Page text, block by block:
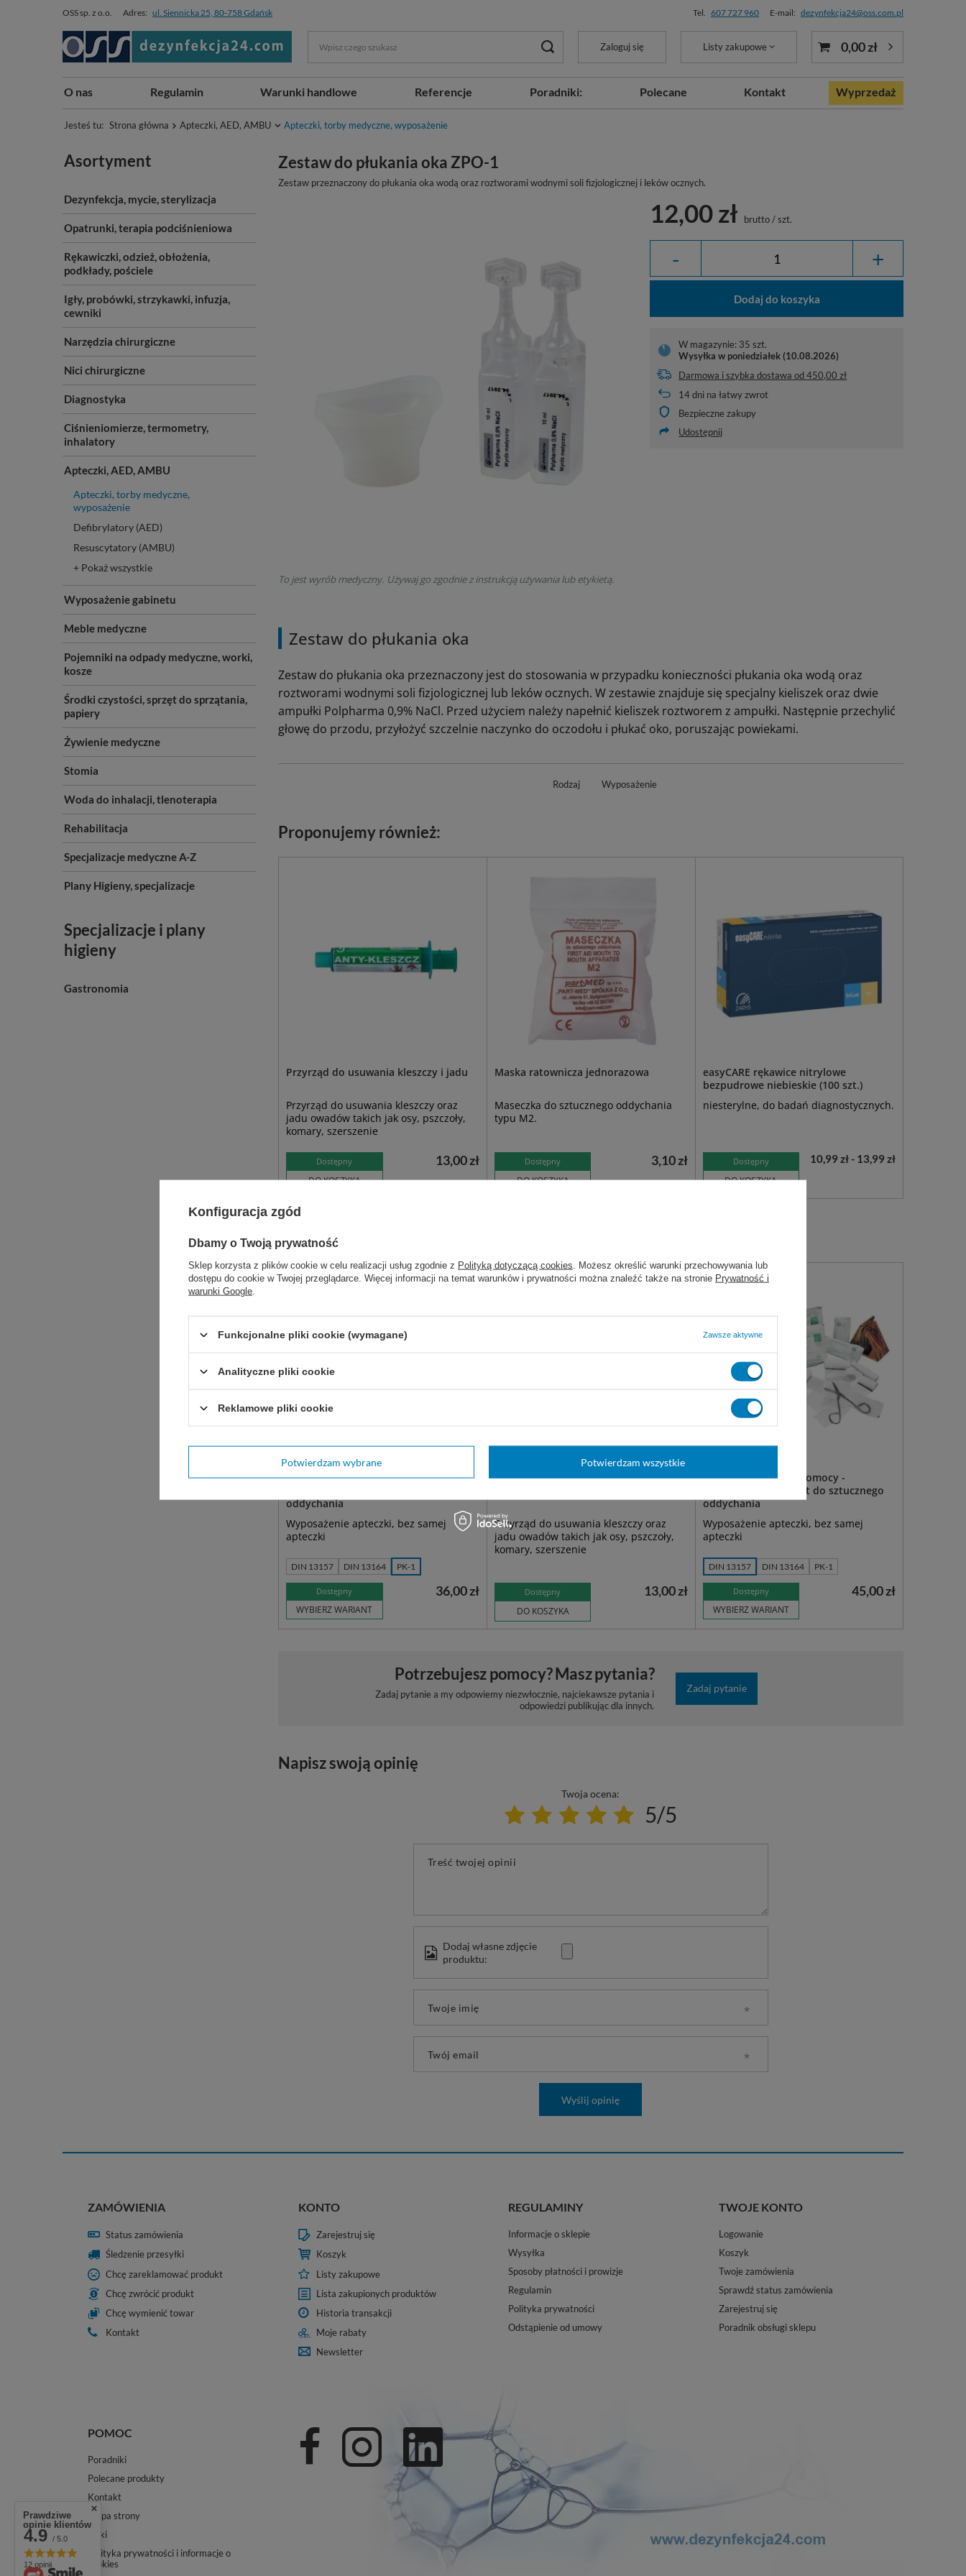
OSS sp. z o.o. Adres: ul. Siennicka 25, 80-758 Gdańsk Tel. 607 727 960 E-mail: dezynfekcja24@oss.com.pl
Zaloguj się Listy zakupowe 0,00 zł
O nas Regulamin Warunki handlowe Referencje Poradniki: Polecane Kontakt Wyprzedaż
Jesteś tu: Strona główna Apteczki, AED, AMBU Apteczki, torby medyczne, wyposażenie
Asortyment
Dezynfekcja, mycie, sterylizacja
Opatrunki, terapia podciśnieniowa
Rękawiczki, odzież, obłożenia,
podkłady, pościele
Igły, probówki, strzykawki, infuzja,
cewniki
Narzędzia chirurgiczne
Nici chirurgiczne
Diagnostyka
Ciśnieniomierze, termometry,
inhalatory
Apteczki, AED, AMBU
Apteczki, torby medyczne,
wyposażenie
Defibrylatory (AED)
Resuscytatory (AMBU)
+ Pokaż wszystkie
Wyposażenie gabinetu
Meble medyczne
Pojemniki na odpady medyczne, worki,
kosze
Środki czystości, sprzęt do sprzątania,
papiery
Żywienie medyczne
Stomia
Woda do inhalacji, tlenoterapia
Rehabilitacja
Specjalizacje medyczne A-Z
Plany Higieny, specjalizacje
Specjalizacje i plany
higieny
Gastronomia
Zestaw do płukania oka ZPO-1
Zestaw przeznaczony do płukania oka wodą oraz roztworami wodnymi soli fizjologicznej i leków ocznych.
12,00 zł brutto/szt.
- +
Dodaj do koszyka
W magazynie: 35 szt.
Wysyłkaw poniedziałek (10.08.2026)
Darmowa i szybka dostawa od450,00 zł
14dni na łatwy zwrot
Bezpieczne zakupy
Udostępnij
To jest wyrób medyczny. Używaj go zgodnie z instrukcją używania lub etykietą.
Zestaw do płukania oka
Zestaw do płukania oka przeznaczony jest do stosowania w przypadku konieczności płukania oka wodą oraz
roztworami wodnymi soli fizjologicznej lub leków ocznych. W zestawie znajduje się specjalny kieliszek oraz dwie
ampułki Polpharma 0,9% NaCl. Przed użyciem należy napełnić kieliszek roztworem z ampułki. Następnie przechylić
głowę do przodu, przyłożyć szczelnie naczynko do oczodołu i płukać oko, poruszając powiekami.
Rodzaj Wyposażenie
Proponujemy również:
Przyrząd do usuwania kleszczy i jadu
Przyrząd do usuwania kleszczy oraz
jadu owadów takich jak osy, pszczoły,
komary, szerszenie
Dostępny
DO KOSZYKA
13,00 zł
Maska ratownicza jednorazowa
Maseczka do sztucznego oddychania
typu M2.
Dostępny
DO KOSZYKA
3,10 zł
easyCARE rękawice nitrylowe
bezpudrowe niebieskie (100 szt.)
niesterylne, do badań diagnostycznych.
Dostępny
DO KOSZYKA
10,99 zł - 13,99 zł
Zobacz także:
Apteczka pierwszej pomocy -
oddychania
Wyposażenie apteczki, bez samej
apteczki
DIN 13157 DIN 13164 PK-1
Dostępny
WYBIERZ WARIANT
36,00 zł
Przyrząd do usuwania kleszczy i jadu
Przyrząd do usuwania kleszczy oraz
jadu owadów takich jak osy, pszczoły,
komary, szerszenie
Dostępny
DO KOSZYKA
13,00 zł
Apteczka pierwszej pomocy -
wyposażenie + aparat do sztucznego
oddychania
Wyposażenie apteczki, bez samej
apteczki
DIN 13157 DIN 13164 PK-1
Dostępny
WYBIERZ WARIANT
45,00 zł
Potrzebujesz pomocy? Masz pytania?
Zadaj pytanie a my odpowiemy niezwłocznie, najciekawsze pytania i
odpowiedzi publikując dla innych.
Zadaj pytanie
Napisz swoją opinię
Twoja ocena:
5/5
Treść twojej opinii
Dodaj własne zdjęcie
produktu:
Twoje imię
Twój email
Wyślij opinię
ZAMÓWIENIA
Status zamówienia
Śledzenie przesyłki
Chcę zareklamować produkt
Chcę zwrócić produkt
Chcę wymienić towar
Kontakt
KONTO
Zarejestruj się
Koszyk
Listy zakupowe
Lista zakupionych produktów
Historia transakcji
Moje rabaty
Newsletter
REGULAMINY
Informacje o sklepie
Wysyłka
Sposoby płatności i prowizje
Regulamin
Polityka prywatności
Odstąpienie od umowy
TWOJE KONTO
Logowanie
Koszyk
Twoje zamówienia
Sprawdź status zamówienia
Zarejestruj się
Poradnik obsługi sklepu
POMOC
Poradniki
Polecane produkty
Kontakt
Mapa strony
Linki
Polityka prywatności i informacje o
cookies
Prawdziwe
opinie klientów
4.9 / 5.0
12 opinii
Konfiguracja zgód
Dbamy o Twoją prywatność
Sklep korzysta z plików cookie w celu realizacji usług zgodnie z Polityką dotyczącą cookies . Możesz określić warunki przechowywania lub
dostępu do cookie w Twojej przeglądarce. Więcej informacji na temat warunków i prywatności można znaleźć także na stronie Prywatność i
warunki Google
Funkcjonalne pliki cookie (wymagane) Zawsze aktywne
Analityczne pliki cookie
Reklamowe pliki cookie
Potwierdzam wybrane Potwierdzam wszystkie